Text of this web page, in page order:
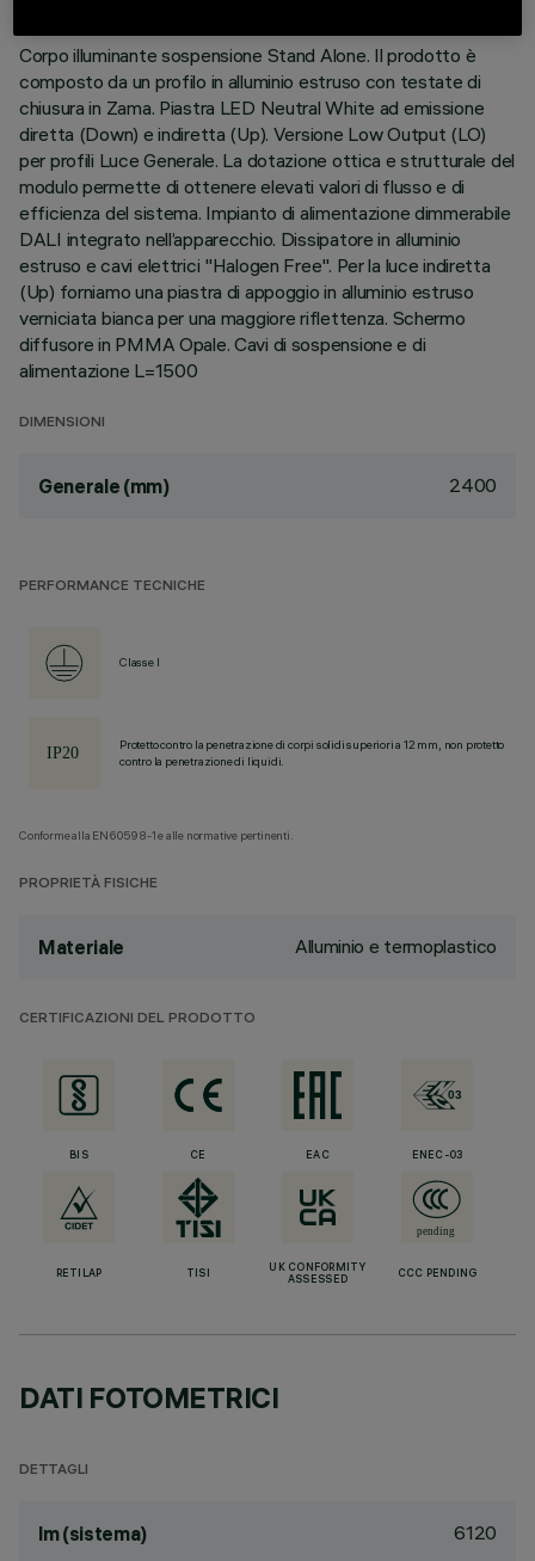
Corpo illuminante sospensione Stand Alone. Il prodotto è
composto da un profilo in alluminio estruso con testate di
chiusura in Zama. Piastra LED Neutral White ad emissione
diretta (Down) e indiretta (Up). Versione Low Output (LO)
per profili Luce Generale. La dotazione ottica e strutturale del
modulo permette di ottenere elevati valori di flusso e di
efficienza del sistema. Impianto di alimentazione dimmerabile
DALI integrato nell’apparecchio. Dissipatore in alluminio
estruso e cavi elettrici "Halogen Free". Per la luce indiretta
(Up) forniamo una piastra di appoggio in alluminio estruso
verniciata bianca per una maggiore riflettenza. Schermo
diffusore in PMMA Opale. Cavi di sospensione e di
alimentazione L=1500
DIMENSIONI
Generale (mm) 2400
PERFORMANCE TECNICHE
Classe I
Protetto contro la penetrazione di corpi solidi superiori a 12 mm, non protetto
contro la penetrazione di liquidi.
Conforme alla EN60598-1 e alle normative pertinenti.
PROPRIETÀ FISICHE
Materiale Alluminio e termoplastico
CERTIFICAZIONI DEL PRODOTTO
BIS CE EAC ENEC-03
RETILAP TISI
UK CONFORMITY
ASSESSED
CCC PENDING
DATI FOTOMETRICI
DETTAGLI
lm (sistema) 6120